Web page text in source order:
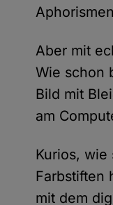
Aber mit
Wie schon
Bild mit
am
Kurios,
Farbstiften
mit dem